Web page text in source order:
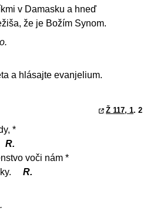
v Damasku a hneď
že je Božím Synom.
a hlásajte evanjelium.
Ž 117, 1. 2
*
R.
voči nám *
R.